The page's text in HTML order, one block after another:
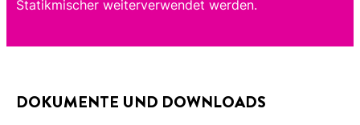
Statikmischer weiterverwendet werden.
DOKUMENTE UND DOWNLOADS